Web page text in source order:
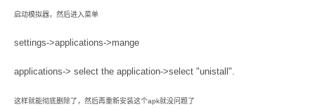
启动模拟器，然后进入菜单
settings->applications->mange
applications-> select the application->select "unistall".
这样就能彻底删除了，然后再重新安装这个apk就没问题了